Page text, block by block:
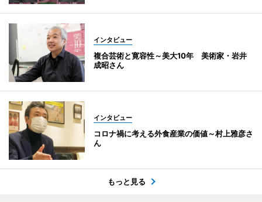
インタビュー
複合芸術と寛容性～美大10年 美術家・岩井
成昭さん
インタビュー
コロナ禍に考える外食産業の価値～村上雅彦さ
ん
もっと見る